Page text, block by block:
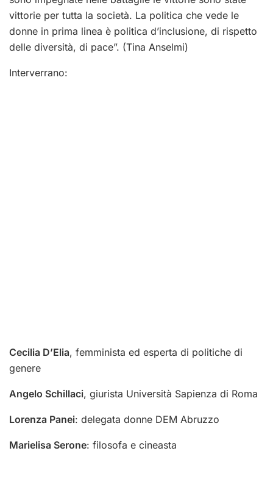
vittorie per tutta la società. La politica che vede le
donne in prima linea è politica d’inclusione, di rispetto
delle diversità, di pace”. (Tina Anselmi)
Interverrano:
Cecilia D’Elia, femminista ed esperta di politiche di
genere
Angelo Schillaci, giurista Università Sapienza di Roma
Lorenza Panei: delegata donne DEM Abruzzo
Marielisa Serone: filosofa e cineasta